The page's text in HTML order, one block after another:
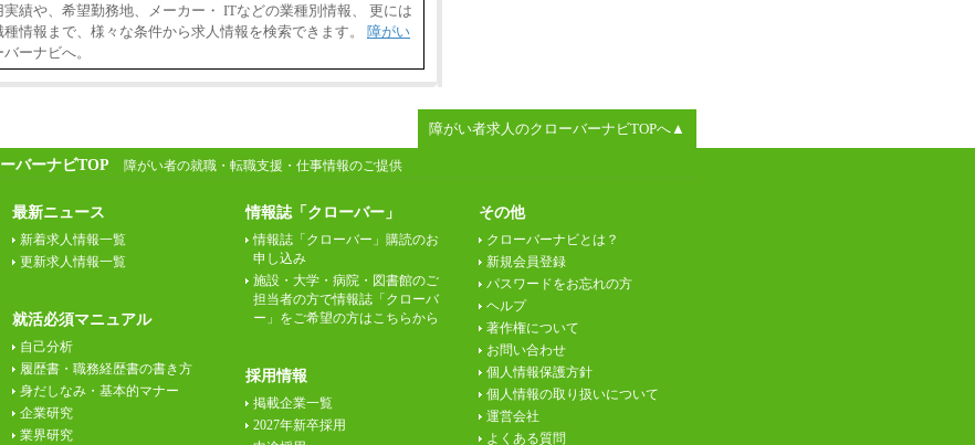
績や、希望勤務地、メーカー・ ITなどの業種別情報、 更には
情報まで、様々な条件から求人情報を検索できます。 障がい
ーナビへ。
障がい者求人のクローバーナビTOPへ▲
バーナビTOP 障がい者の就職・転職支援・仕事情報のご提供
最新ニュース
新着求人情報一覧
更新求人情報一覧
就活必須マニュアル
自己分析
履歴書・職務経歴書の書き方
身だしなみ・基本的マナー
企業研究
業界研究
情報誌「クローバー」
情報誌「クローバー」購読のお
申し込み
施設・大学・病院・図書館のご
担当者の方で情報誌「クローバ
ー」をご希望の方はこちらから
採用情報
掲載企業一覧
2027年新卒採用
その他
クローバーナビとは？
新規会員登録
パスワードをお忘れの方
ヘルプ
著作権について
お問い合わせ
個人情報保護方針
個人情報の取り扱いについて
運営会社
よくある質問